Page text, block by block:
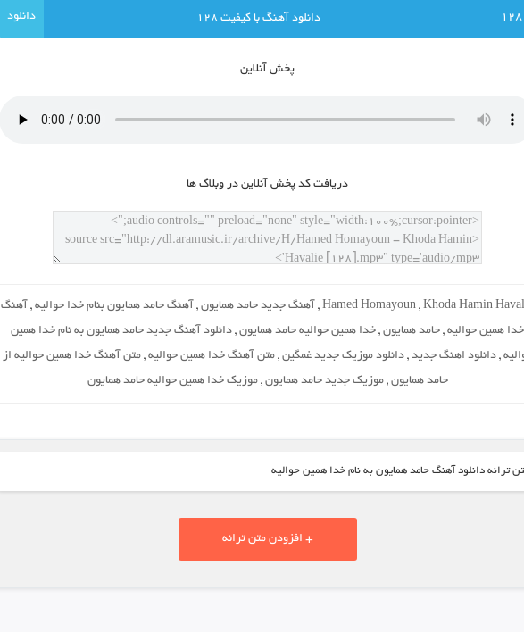
128 دانلود آهنگ با کيفيت 128
پخش آنلاين
دريافت کد پخش آنلاين در وبلاگ ها
Hamed Homayoun ,Khoda Hamin
, آهنگ جدید حامد همایون, آهنگ حامد همایون بنام خدا حوالیه, آهنگ
خدا همین حوالیه, حامد همایون, خدا همین حوالیه حامد همایون, دانلود آهنگ جدید حامد همایون به نام خدا همین
,دانلود اهنگ جدید ,دانلود موزیک جدید غمگین ,متن آهنگ خدا همین حوالیه ,متن آهنگ خدا همین حوالیه از
حامد همایون ,موزیک جدید حامد همایون ,موزیک خدا همین حوالیه حامد همایون
ترانه دانلود آهنگ حامد همایون به نام خدا همین حوالیه
+ افزودن متن ترانه